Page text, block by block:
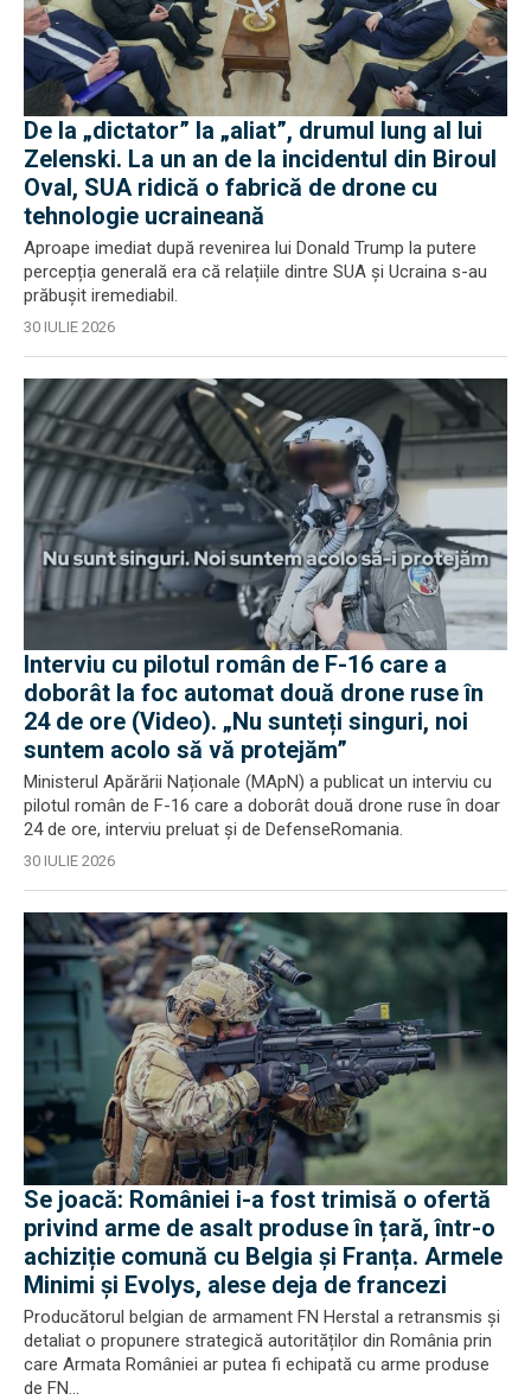
De la „dictator” la „aliat”, drumul lung al lui
Zelenski. La un an de la incidentul din Biroul
Oval, SUA ridică o fabrică de drone cu
tehnologie ucraineană
Aproape imediat după revenirea lui Donald Trump la putere
percepția generală era că relațiile dintre SUA și Ucraina s-au
prăbușit iremediabil.
30 IULIE 2026
Interviu cu pilotul român de F-16 care a
doborât la foc automat două drone ruse în
24 de ore (Video). „Nu sunteți singuri, noi
suntem acolo să vă protejăm”
Ministerul Apărării Naționale (MApN) a publicat un interviu cu
pilotul român de F-16 care a doborât două drone ruse în doar
24 de ore, interviu preluat și de DefenseRomania.
30 IULIE 2026
Se joacă: României i-a fost trimisă o ofertă
privind arme de asalt produse în țară, într-o
achiziție comună cu Belgia și Franța. Armele
Minimi și Evolys, alese deja de francezi
Producătorul belgian de armament FN Herstal a retransmis și
detaliat o propunere strategică autorităților din România prin
care Armata României ar putea fi echipată cu arme produse
de FN...